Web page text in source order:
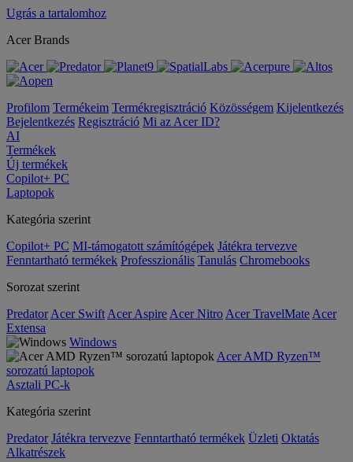
Ugrás a tartalomhoz
Acer Brands
Profilom Termékeim Termékregisztráció Közösségem Kijelentkezés
Bejelentkezés Regisztráció Mi az Acer ID?
AI
Termékek
Új termékek
Copilot+ PC
Laptopok
Kategória szerint
Copilot+ PC MI-támogatott számítógépek Játékra tervezve
Fenntartható termékek Professzionális Tanulás Chromebooks
Sorozat szerint
Predator Acer Swift Acer Aspire Acer Nitro Acer TravelMate Acer
Extensa
Windows
Acer AMD Ryzen™
sorozatú laptopok
Asztali PC-k
Kategória szerint
Predator Játékra tervezve Fenntartható termékek Üzleti Oktatás
Alkatrészek